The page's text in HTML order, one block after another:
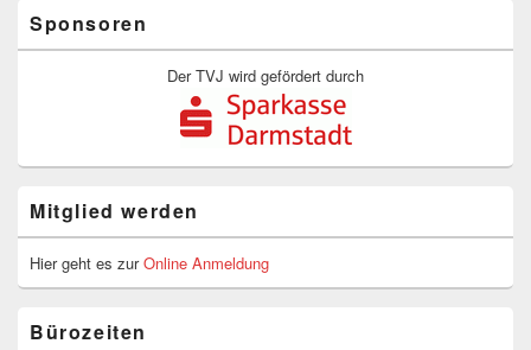
Seitenleisten-
Widgetbereich
Sponsoren
Der TVJ wird gefördert durch
Mitglied werden
Hier geht es zurOnline Anmeldung
Bürozeiten